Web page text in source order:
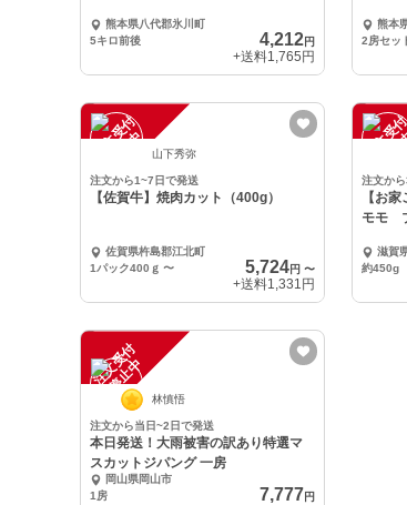
熊本県八代郡氷川町
5キロ前後
4,212円
+送料1,765円
熊本
注
文
受
付
停
止
中 山下秀弥
注文から1~7日で発送
【佐賀牛】焼肉カット（400g）
佐賀県杵島郡江北町
1パック400ｇ 〜 5,724円 〜
+送料1,331円
注文か
【お
モモ
滋賀
約450g
注
文
受
付
停
止
中
林慎悟
注文から当日~2日で発送
本日発送！大雨被害の訳あり特選マ
スカットジパング 一房
岡山県岡山市
1房
7,777 円